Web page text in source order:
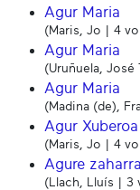
Agur Maria
(Maris, Jo | 4
Agur Maria
(Uruñuela,
Agur Maria
(Madina (de),
Agur Xuberoa
(Maris, Jo | 4
Agure zaharra
(Llach, Lluís | 3